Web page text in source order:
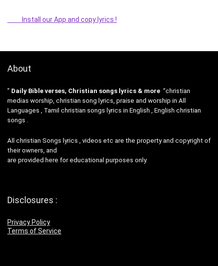
Install our App and copy lyrics !
About
” Daily Bible verses, Christian songs lyrics & more “christian
medias worship, christian song lyrics, praise and worship in All
Languages , Tamil christian songs lyrics in English , English christian
songs .
All christian Songs lyrics , videos etc are the property and copyright of
their owners, and
are provided here for educational purposes only.
Disclosures :
Privacy Policy
Terms of Service